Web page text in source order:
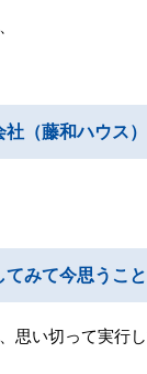
（藤和ハウス
みて今思うこ
思い切って実行